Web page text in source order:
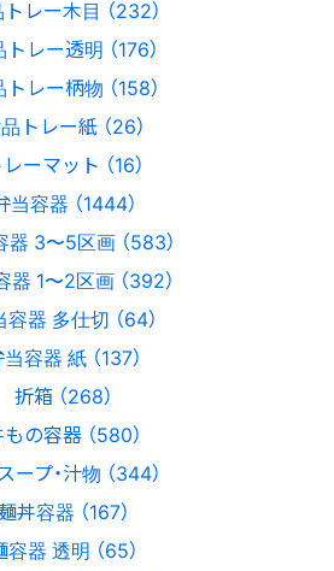
レー木目 （232）
レー透明 （176）
レー柄物 （158）
トレー紙 （26）
レーマット （16）
当容器 （1444）
器 3〜5区画 （583）
器 1〜2区画 （392）
器 多仕切 （64）
容器 紙 （137）
折箱 （268）
の容器 （580）
ープ・汁物 （344）
丼容器 （167）
容器 透明 （65）